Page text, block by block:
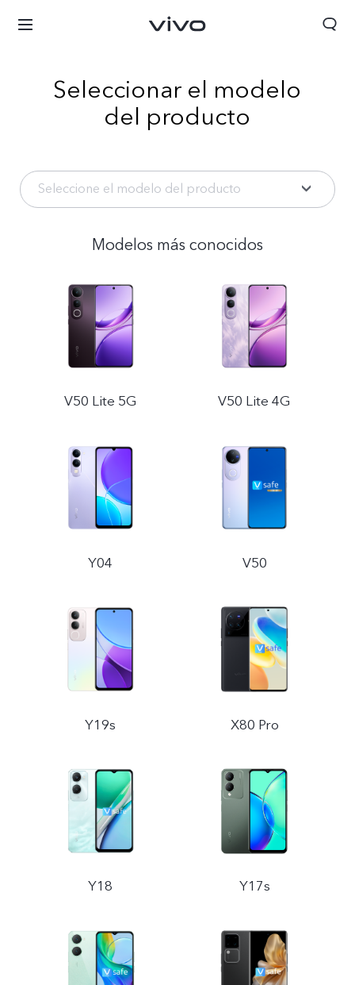
México | Seleccione país/región
Seleccionar el modelo
del producto
Seleccione el modelo del producto
Modelos más conocidos
V50 Lite 5G V50 Lite 4G
Y04 V50
Y19s X80 Pro
Y18 Y17s